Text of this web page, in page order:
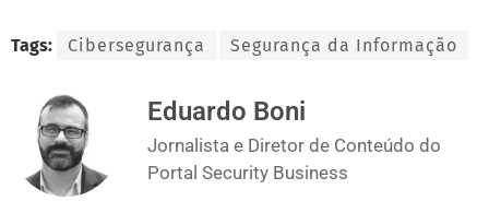
Tags: Cibersegurança Segurança da Informação
Eduardo Boni
Jornalista e Diretor de Conteúdo do
Portal Security Business